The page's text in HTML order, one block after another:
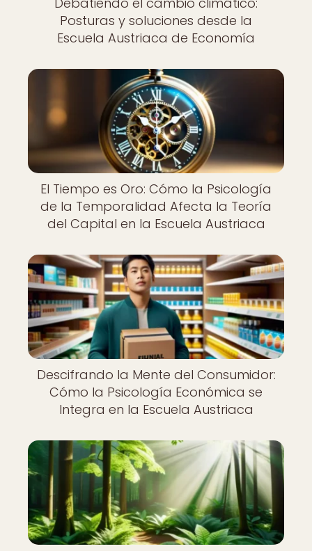
Posturas y soluciones desde la
Escuela Austriaca de Economía
El Tiempo es Oro: Cómo la Psicología
de la Temporalidad Afecta la Teoría
del Capital en la Escuela Austriaca
Descifrando la Mente del Consumidor:
Cómo la Psicología Económica se
Integra en la Escuela Austriaca